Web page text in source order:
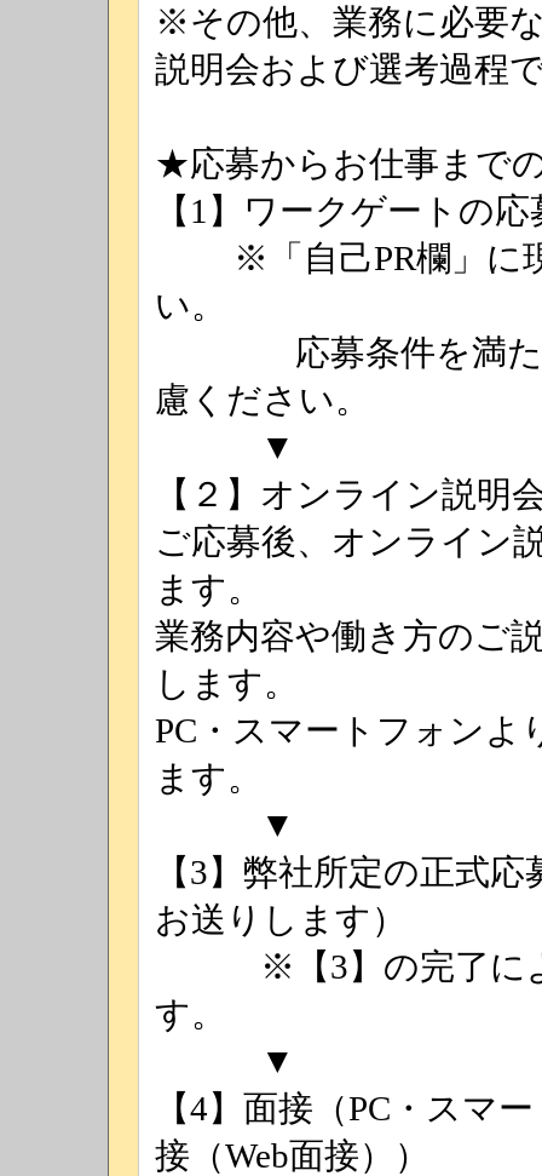
※その他、業務に必要
説明会および選考過程
★応募からお仕事まで
【1】ワークゲートの
※「自己PR欄」に現
い。
応募条件を満たし
慮ください。
▼
【２】オンライン説明
ご応募後、オンライン
ます。
業務内容や働き方のご
します。
PC・スマートフォンよ
ます。
▼
【3】弊社所定の正式
お送りします）
※【3】の完了によ
す。
▼
【4】面接（PC・スマ
接（Web面接））